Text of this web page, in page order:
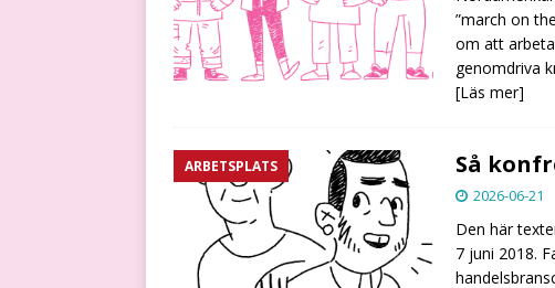
”march on
om att
genomdriva
[Läs mer]
ARBETSPLATS Så
2026-06-21
Den här
7 juni 2018.